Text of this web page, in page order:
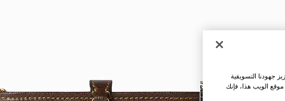
جهودنا التسويقية
الويب هذا، فإنك